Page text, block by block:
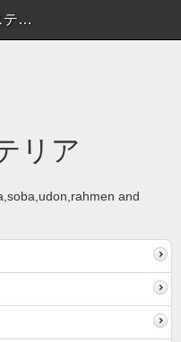
麺茶寮ウィステリア
リア
and